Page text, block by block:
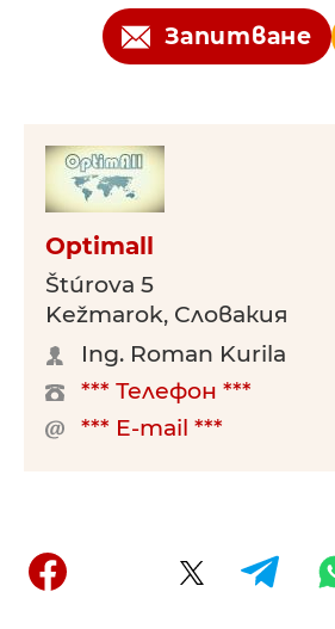
Запитване
Optimall
Štúrova 5
Kežmarok, Словакия
Ing. Roman Kurila
*** Телефон ***
*** E-mail ***